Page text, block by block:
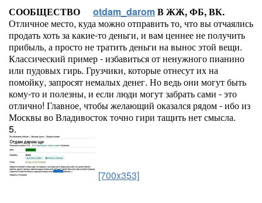
СООБЩЕСТВО
otdam_daromВ ЖЖ, ФБ, ВК.
Отличное место, куда можно отправить то, что вы отчаялись
продать хоть за какие-то деньги, и вам ценнее не получить
прибыль, а просто не тратить деньги на вынос этой вещи.
Классический пример - избавиться от ненужного пианино
или пудовых гирь. Грузчики, которые отнесут их на
помойку, запросят немалых денег. Но ведь они могут быть
кому-то и полезны, и если люди могут забрать сами - это
отлично! Главное, чтобы желающий оказался рядом - ибо из
Москвы во Владивосток точно гири тащить нет смысла.
5.
[700x353]